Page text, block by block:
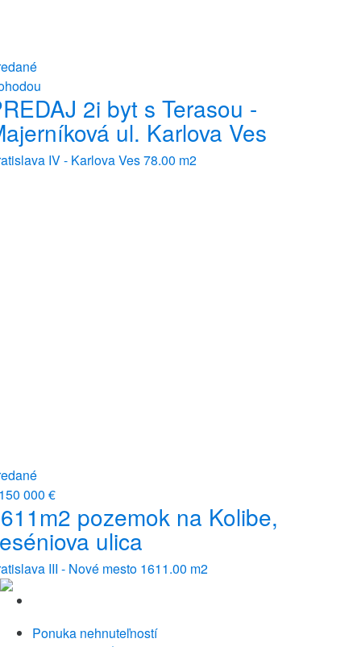
2i byt s Terasou -
ul. Karlova Ves
IV - Karlova Ves78.00 m2
000 €
pozemok na Kolibe,
ulica
III - Nové mesto 1611.00 m2
Ponuka nehnuteľností